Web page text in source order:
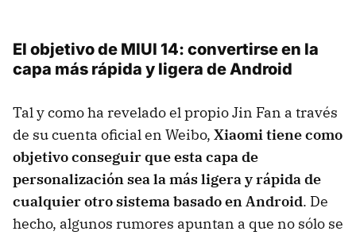
El objetivo de MIUI 14: convertirse en la
capa más rápida y ligera de Android
Tal y como ha revelado el propio Jin Fan a través
de su cuenta oficial en Weibo, Xiaomi tiene como
objetivo conseguir que esta capa de
personalización sea la más ligera y rápida de
cualquier otro sistema basado en Android. De
hecho, algunos rumores apuntan a que no sólo se